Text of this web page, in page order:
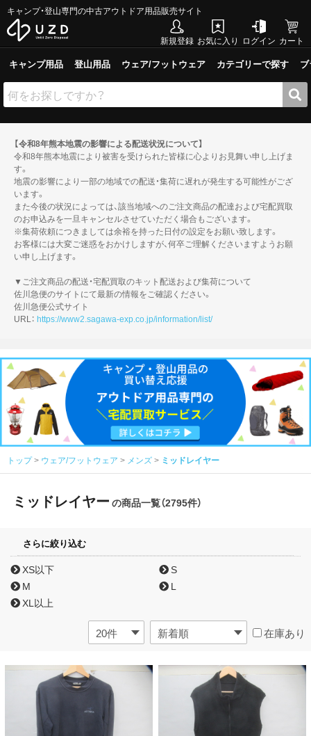
キャンプ・登山専門の中古アウトドア用品販売サイト
新規登録 お気に入り ログイン カート
キャンプ用品 登山用品 ウェア/フットウェア カテゴリーで探す
【令和8年熊本地震の影響による配送状況について】
令和8年熊本地震により被害を受けられた皆様に心よりお見舞い申し上げま
す。
地震の影響により一部の地域での配送・集荷に遅れが発生する可能性がござ
います。
また今後の状況によっては、該当地域へのご注文商品の配達および宅配買取
のお申込みを一旦キャンセルさせていただく場合もございます。
※集荷依頼につきましては余裕を持った日付の設定をお願い致します。
お客様には大変ご迷惑をおかけしますが、何卒ご理解くださいますようお願
い申し上げます。
▼ご注文商品の配送・宅配買取のキット配送および集荷について
佐川急便のサイトにて最新の情報をご確認ください。
佐川急便公式サイト
URL： https://www2.sagawa-exp.co.jp/information/list/
トップ ウェア/フットウェア メンズ ミッドレイヤー
ミッドレイヤー の商品一覧（2795件）
さらに絞り込む
XS以下
S
M
L
XL以上
在庫あり